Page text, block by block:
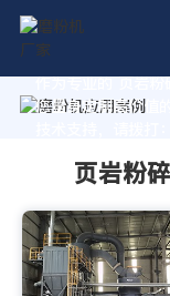
作为专业的 页岩
您量身定制高价值
页岩粉